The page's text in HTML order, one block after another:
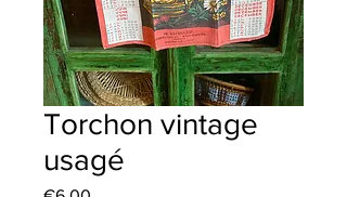
Torchon vintage
usagé